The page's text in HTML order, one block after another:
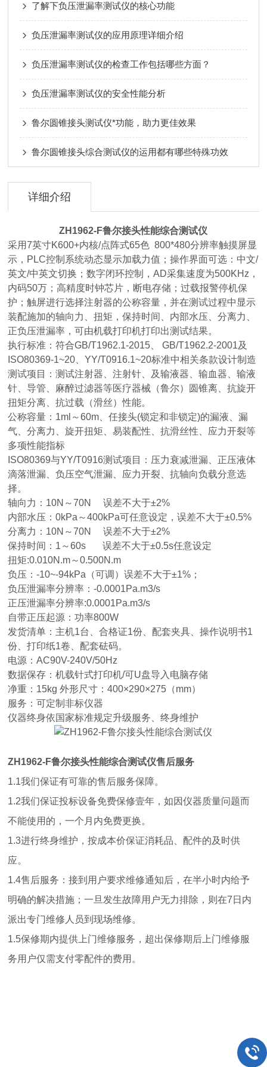
了解下负压泄漏率测试仪的核心功能
负压泄漏率测试仪的应用原理详细介绍
负压泄漏率测试仪的检查工作包括哪些方面？
负压泄漏率测试仪的安全性能分析
鲁尔圆锥接头测试仪*功能，助力更佳效果
鲁尔圆锥接头综合测试仪的运用都有哪些特殊功效
详细介绍
ZH1962-F鲁尔接头性能综合测试仪
采用7英寸K600+内核/点阵式65色 800*480分辨率触摸屏显
示，PLC控制系统动态显示加载力值；操作界面可选：中文/
英文/中英文切换；数字闭环控制，AD采集速度为500KHz，
内码50万；高精度时钟芯片，断电存储；过载报警停机保
护；触屏进行选择注射器的公称容量，并在测试过程中显示
装配施加的轴向力、扭矩，保持时间、内部水压、分离力、
正负压泄漏率，可由机载打印机打印出测试结果。
执行标准：符合GB/T1962.1-2015、 GB/T1962.2-2001及
ISO80369-1~20、YY/T0916.1~20标准中相关条款设计制造
测试项目：测试注射器、注射针、及输液器、输血器、输液
针、导管、麻醉过滤器等医疗器械（鲁尔）圆锥离、抗旋开
扭矩分离、抗过载（滑丝）性能。
公称容量：1ml～60m、任接头(锁定和非锁定)的漏液、漏
气、分离力、旋开扭矩、易装配性、抗滑丝性、应力开裂等
多项性能指标
ISO80369与YY/T0916测试项目：压力衰减泄漏、正压液体
滴落泄漏、负压空气泄漏、应力开裂、抗轴向负载分意选
择。
轴向力：10N～70N 误差不大于±2%
内部水压：0kPa～400kPa可任意设定，误差不大于±0.5%
分离力：10N～70N 误差不大于±2%
保持时间：1～60s 误差不大于±0.5s任意设定
扭矩:0.010N.m～0.500N.m
负压：-10~-94kPa（可调）误差不大于±1%；
负压泄漏率分辨率：-0.0001Pa.m3/s
正压泄漏率分辨率:0.0001Pa.m3/s
自带正压起源：功率800W
发货清单：主机1台、合格证1份、配套夹具、操作说明书1
份、打印纸1卷、配套砝码。
电源：AC90V-240V/50Hz
数据保存：机载针式打印机/可U盘导入电脑存储
净重：15kg 外形尺寸：400×290×275（mm）
服务：可定制非标仪器
仪器终身依国家标准规定升级服务、终身维护
ZH1962-F鲁尔接头性能综合测试仪售后服务
1.1我们保证有可靠的售后服务保障。
1.2我们保证投标设备免费保修壹年，如因仪器质量问题而
不能使用的，一个月内免费更换。
1.3进行终身维护，按成本价保证消耗品、配件的及时供
应。
1.4售后服务：接到用户要求维修通知后，在半小时内给予
明确的解决措施；一旦发生故障用户无力排除，则在7日内
派出专门维修人员到现场维修。
1.5保修期内提供上门维修服务，超出保修期后上门维修服
务用户仅需支付零配件的费用。